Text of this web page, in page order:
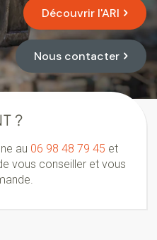
Découvrir l'ARI
Nous contacter
?
au 06 98 48 79 45 et
vous conseiller et vous